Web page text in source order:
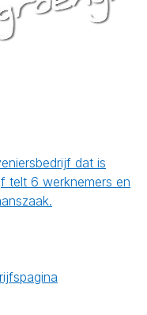
dat is
telt 6 werknemers en